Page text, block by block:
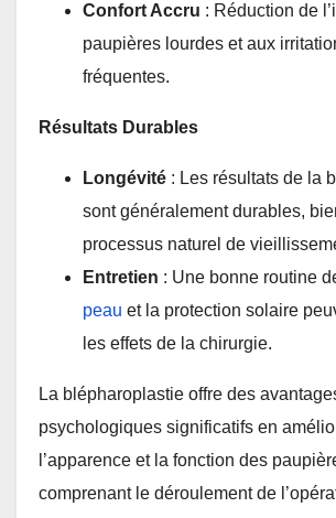
Confort Accru : Réduction de
paupières lourdes et aux
fréquentes.
Résultats Durables
Longévité : Les résultats de la
sont généralement durables,
processus naturel de
Entretien : Une bonne routine
peau et la protection solaire
les effets de la chirurgie.
La blépharoplastie offre des
psychologiques significatifs en
l’apparence et la fonction des
comprenant le déroulement de